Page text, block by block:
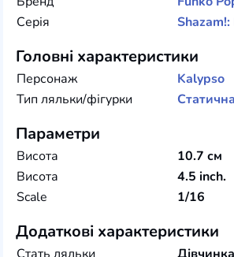
Серія
Головні характеристики
Персонаж
Kalypso
Тип ляльки/фігурки
Параметри
Висота
10.7 см
Висота
4.5 inch.
Scale
1/16
Додаткові характеристики